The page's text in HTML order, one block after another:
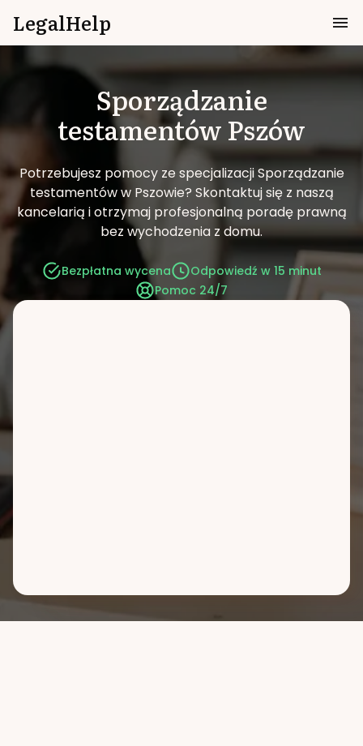
LegalHelp
Sporządzanie
testamentówPszów
Potrzebujesz pomocy ze specjalizacji Sporządzanie
testamentów w Pszowie? Skontaktuj się z naszą
kancelarią i otrzymaj profesjonalną poradę prawną
bez wychodzenia z domu.
Bezpłatna wycena
Odpowiedź w 15 minut
Pomoc 24/7